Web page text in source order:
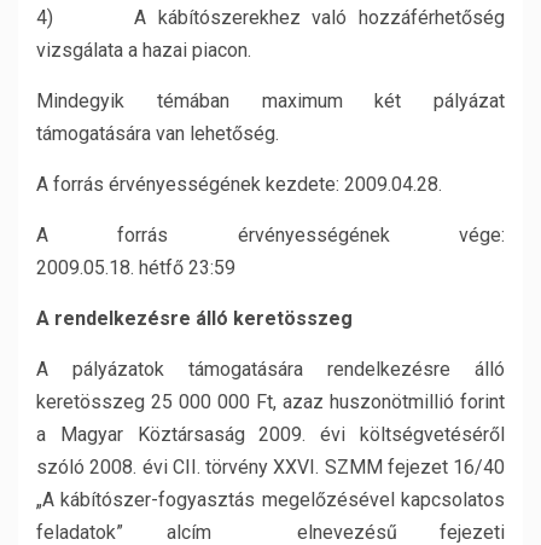
4) A kábítószerekhez való hozzáférhetőség
vizsgálata a hazai piacon.
Mindegyik témában maximum két pályázat
támogatására van lehetőség.
A forrás érvényességének kezdete: 2009.04.28.
A forrás érvényességének vége:
2009.05.18. hétfő 23:59
A rendelkezésre álló keretösszeg
A pályázatok támogatására rendelkezésre álló
keretösszeg 25 000 000 Ft, azaz huszonötmillió forint
a Magyar Köztársaság 2009. évi költségvetéséről
szóló 2008. évi CII. törvény XXVI. SZMM fejezet 16/40
„A kábítószer-fogyasztás megelőzésével kapcsolatos
feladatok” alcím elnevezésű fejezeti